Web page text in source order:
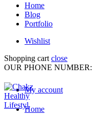
Home
Blog
Portfolio
Wishlist
Shopping cart close
OUR PHONE NUMBER:
My account
Home